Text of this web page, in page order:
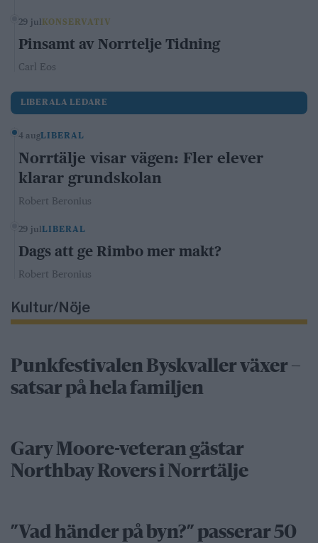
29 jul KONSERVATIV
Pinsamt av Norrtelje Tidning
Carl Eos
LIBERALA LEDARE
4 augLIBERAL
Norrtälje visar vägen: Fler elever
klarar grundskolan
Robert Beronius
29 julLIBERAL
Dags att ge Rimbo mer makt?
Robert Beronius
Kultur/Nöje
Punkfestivalen Byskvaller växer –
satsar på hela familjen
Gary Moore-veteran gästar
Northbay Rovers i Norrtälje
”Vad händer på byn?” passerar 50